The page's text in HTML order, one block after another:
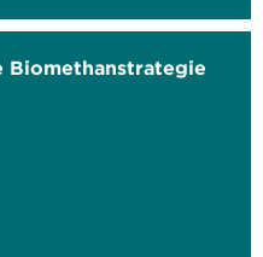
Biomethanstrategie